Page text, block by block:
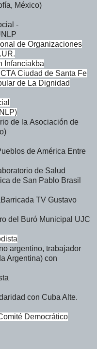
México)
-
de Organizaciones
Infanciakba
Ciudad de Santa Fe
de La Dignidad
de la Asociación de
de América Entre
de Salud
de San Pablo Brasil
TV Gustavo
del Buró Municipal UJC
argentino, trabajador
Argentina) con
con Cuba Alte.
Democrático